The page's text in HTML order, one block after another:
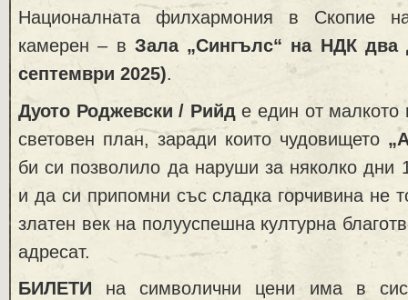
Националната филхармония в Скопие
камерен – в Зала „Сингълс“ на НДК два
септември 2025).
Дуото Роджевски / Рийде един от малкото
световен план, заради които чудовището
би си позволило да наруши за няколко дни
и да си припомни със сладка горчивина не
златен век на полууспешна културна
адресат.
БИЛЕТИ на символични цени има в